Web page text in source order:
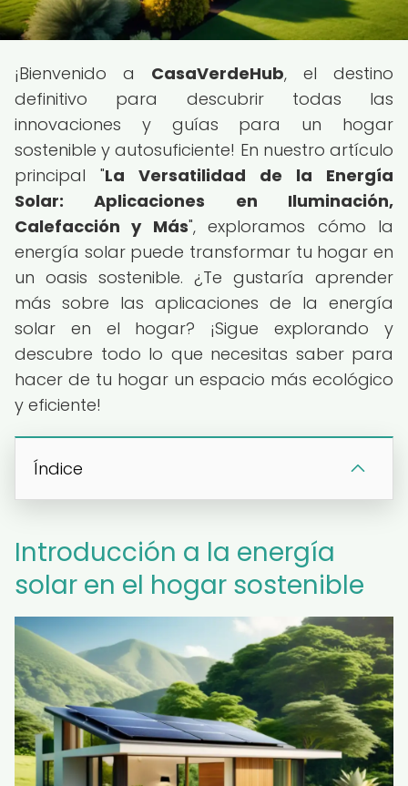
¡Bienvenido a CasaVerdeHub, el destino
definitivo para descubrir todas las
innovaciones y guías para un hogar
sostenible y autosuficiente! En nuestro artículo
principal "La Versatilidad de la Energía
Solar: Aplicaciones en Iluminación,
Calefacción y Más", exploramos cómo la
energía solar puede transformar tu hogar en
un oasis sostenible. ¿Te gustaría aprender
más sobre las aplicaciones de la energía
solar en el hogar? ¡Sigue explorando y
descubre todo lo que necesitas saber para
hacer de tu hogar un espacio más ecológico
y eficiente!
Índice
Introducción a la energía
solar en el hogar sostenible